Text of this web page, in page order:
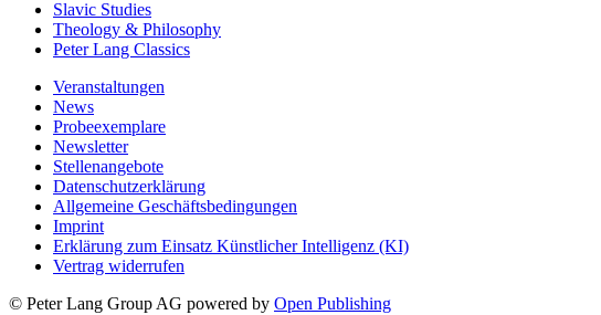
Slavic Studies
Theology & Philosophy
Peter Lang Classics
Veranstaltungen
News
Probeexemplare
Newsletter
Stellenangebote
Datenschutzerklärung
Allgemeine Geschäftsbedingungen
Imprint
Erklärung zum Einsatz Künstlicher Intelligenz (KI)
Vertrag widerrufen
© Peter Lang Group AG powered by Open Publishing